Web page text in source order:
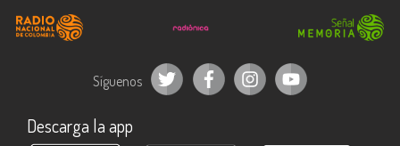
Síguenos
Descarga la app